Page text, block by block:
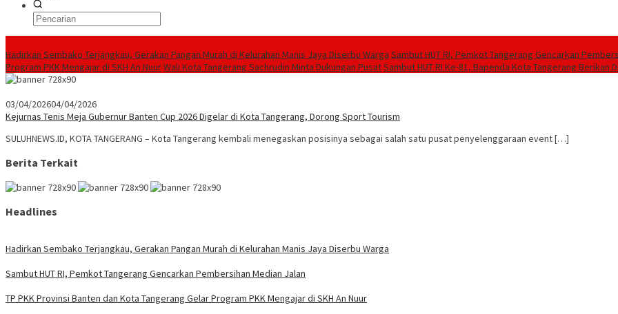
Hadirkan Sembako Terjangkau, Gerakan Pangan Murah di Kelurahan Manis Jaya Diserbu Warga Sambut HUT RI, Pemkot Tangerang Gencarkan
Program PKK Mengajar di SKH An NuurWali Kota Tangerang Sachrudin Minta Dukungan PusatSambut HUT RI Ke-81, Bapenda Kota Tangerang Berikan
03/04/202604/04/2026
Kejurnas Tenis Meja Gubernur Banten Cup 2026 Digelar di Kota Tangerang, Dorong Sport Tourism
SULUHNEWS.ID, KOTA TANGERANG – Kota Tangerang kembali menegaskan posisinya sebagai salah satu pusat penyelenggaraan event […]
Berita Terkait
Headlines
Hadirkan Sembako Terjangkau, Gerakan Pangan Murah di Kelurahan Manis Jaya Diserbu Warga
Sambut HUT RI, Pemkot Tangerang Gencarkan Pembersihan Median Jalan
TP PKK Provinsi Banten dan Kota Tangerang Gelar Program PKK Mengajar di SKH An Nuur